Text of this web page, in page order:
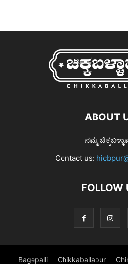
ABOUT
ನಮ್ಮ
Contact us:
FOLLOW
Bagepalli Chikkaballapur